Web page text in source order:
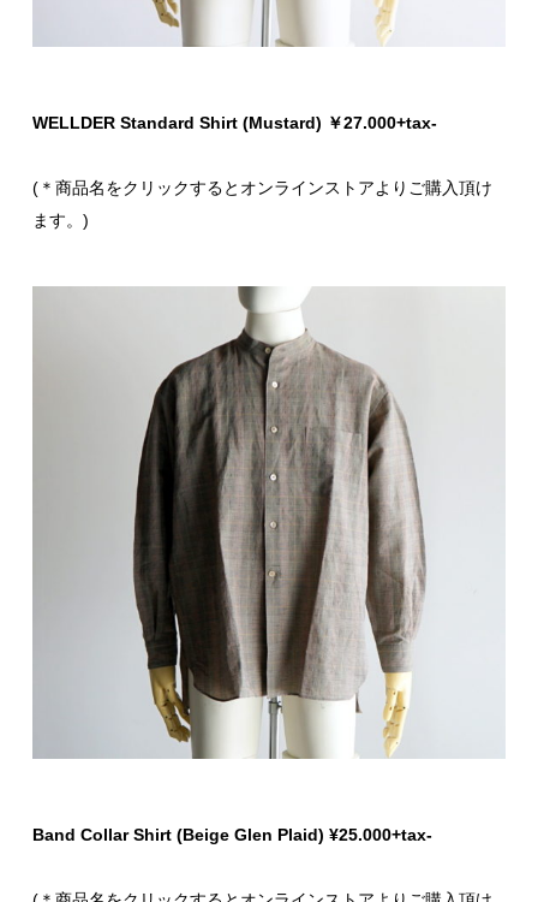
WELLDER Standard Shirt (Mustard) ￥27.000+tax-
(＊商品名をクリックするとオンラインストアよりご購入頂け
ます。)
Band Collar Shirt (Beige Glen Plaid) ¥25.000+tax-